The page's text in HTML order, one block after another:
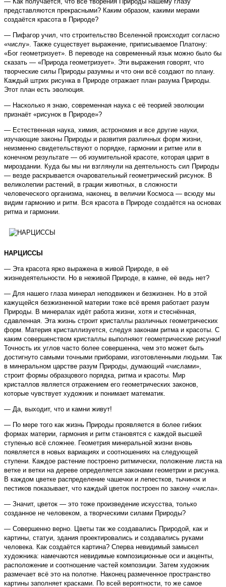
представляются прекрасными? Каким образом, какими мерами
создаётся красота в Природе?
— Пифагор учил, что строительство Вселенной происходит согласно
«числу». Также существует выражение, приписываемое Платону:
«Бог геометризует». В переводе на современный язык можно было бы
сказать — «Природа геометризует». Эти выражения говорят, что
творческие силы Природы разумны и что они всё создают по плану.
Каждый штрих рисунка в Природе отражает план разума Природы.
Этот план есть эволюция.
— Насколько я знаю, современная наука с её теорией эволюции
признаёт «рисунок в Природе»?
— Естественная наука, химия, астрономия и все другие науки,
изучающие законы Природы и развития различных форм жизни,
неизменно свидетельствуют о порядке, гармонии и ритме или в
конечном результате — об изумительной красоте, которая царит в
мироздании. Куда бы мы ни взглянули на деятельность сил Природы
— везде раскрывается очаровательный геометрический рисунок. В
великолепии растений, в грации животных, в сложности
человеческого организма, наконец, в величии Космоса — всюду мы
видим гармонию и ритм. Вся красота в Природе создаётся на основах
ритма и гармонии.
НАРЦИССЫ
— Эта красота ярко выражена в живой Природе, в её
жизнедеятельности. Но в неживой Природе, в камне, её ведь нет?
— Для нашего глаза минерал неподвижен и безжизнен. Но в этой
кажущейся безжизненной материи тоже всё время работает разум
Природы. В минералах идёт работа жизни, хотя и стеснённая,
сдавленная. Эта жизнь строит кристаллы различных геометрических
форм. Материя кристаллизуется, следуя законам ритма и красоты. С
каким совершенством кристаллы выполняют геометрические рисунки!
Точность их углов часто более совершенна, чем это может быть
достигнуто самыми точными приборами, изготовленными людьми. Так
в минеральном царстве разум Природы, думающий «числами»,
строит формы образцового порядка, ритма и красоты. Мир
кристаллов является отражением его геометрических законов,
которые чувствует художник и понимает математик.
— Да, выходит, что и камни живут!
— По мере того как жизнь Природы проявляется в более гибких
формах материи, гармония и ритм становятся с каждой высшей
ступенью всё сложнее. Геометрия минеральной жизни вновь
появляется в новых вариациях и соотношениях на следующей
ступени. Каждое растение построено ритмически, положение листа на
ветке и ветки на дереве определяется законами геометрии и рисунка.
В каждом цветке распределение чашечки и лепестков, тычинок и
пестиков показывает, что каждый цветок построен по закону «числа».
— Значит, цветок — это тоже произведение искусства, только
созданное не человеком, а творческими силами Природы?
— Совершенно верно. Цветы так же создавались Природой, как и
картины, статуи, здания проектировались и создавались руками
человека. Как создаётся картина? Сперва невидимый замысел
художника: намечаются невидимые композиционные оси и акценты,
расположение и соотношение частей композиции. Затем художник
размечает всё это на полотне. Наконец размеченное пространство
картины заполняет красками. По всей вероятности, то же самое